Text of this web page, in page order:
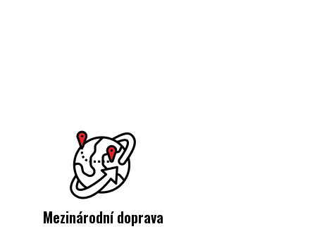
Mezinárodní doprava